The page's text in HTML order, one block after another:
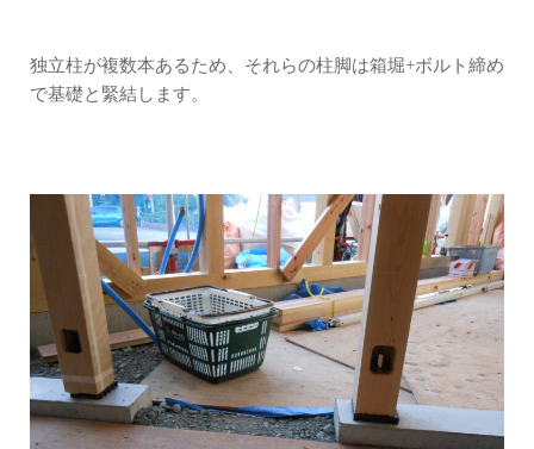
独立柱が複数本あるため、それらの柱脚は箱堀+ボルト締め
で基礎と緊結します。